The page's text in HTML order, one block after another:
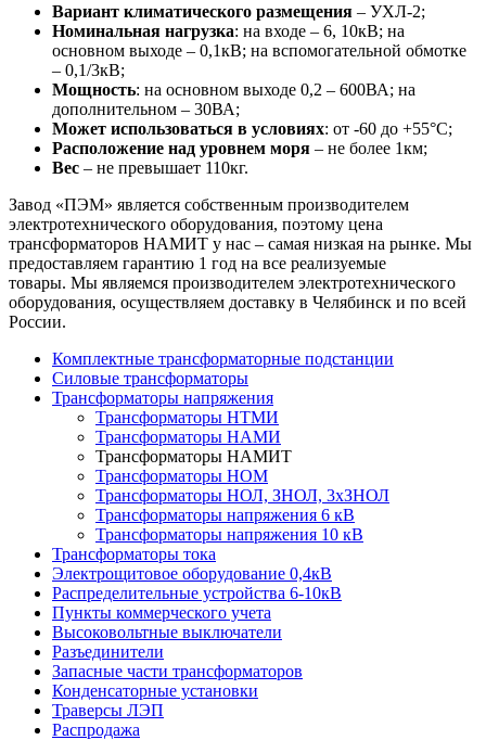
Вариант климатического размещения – УХЛ-2;
Номинальная нагрузка: на входе – 6, 10кВ; на
основном выходе – 0,1кВ; на вспомогательной обмотке
– 0,1/3кВ;
Мощность: на основном выходе 0,2 – 600ВА; на
дополнительном – 30ВА;
Может использоваться в условиях: от -60 до +55°С;
Расположение над уровнем моря – не более 1км;
Вес – не превышает 110кг.
Завод «ПЭМ» является собственным производителем
электротехнического оборудования, поэтому цена
трансформаторов НАМИТ у нас – самая низкая на рынке. Мы
предоставляем гарантию 1 год на все реализуемые
товары. Мы являемся производителем электротехнического
оборудования, осуществляем доставку в Челябинск и по всей
России.
Комплектные трансформаторные подстанции
Силовые трансформаторы
Трансформаторы напряжения
Трансформаторы НТМИ
Трансформаторы НАМИ
Трансформаторы НАМИТ
Трансформаторы НОМ
Трансформаторы НОЛ, ЗНОЛ, 3хЗНОЛ
Трансформаторы напряжения 6 кВ
Трансформаторы напряжения 10 кВ
Трансформаторы тока
Электрощитовое оборудование 0,4кВ
Распределительные устройства 6-10кВ
Пункты коммерческого учета
Высоковольтные выключатели
Разъединители
Запасные части трансформаторов
Конденсаторные установки
Траверсы ЛЭП
Распродажа